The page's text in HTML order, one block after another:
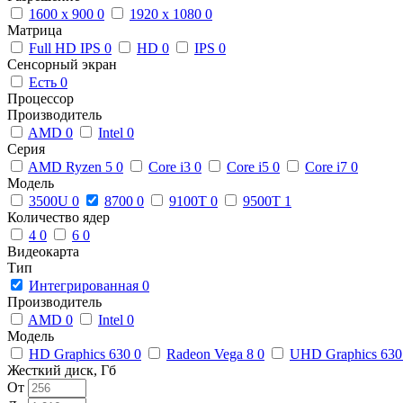
1600 x 900 0 1920 x 1080 0
Матрица
Full HD IPS 0 HD 0 IPS 0
Сенсорный экран
Есть 0
Процессор
Производитель
AMD 0 Intel 0
Серия
AMD Ryzen 5 0 Core i3 0 Core i5 0 Core i7 0
Модель
3500U 0 8700 0 9100T 0 9500T 1
Количество ядер
4 0 6 0
Видеокарта
Тип
Интегрированная 0
Производитель
AMD 0 Intel 0
Модель
HD Graphics 630 0 Radeon Vega 8 0
UHD Graphics
Жесткий диск, Гб
От